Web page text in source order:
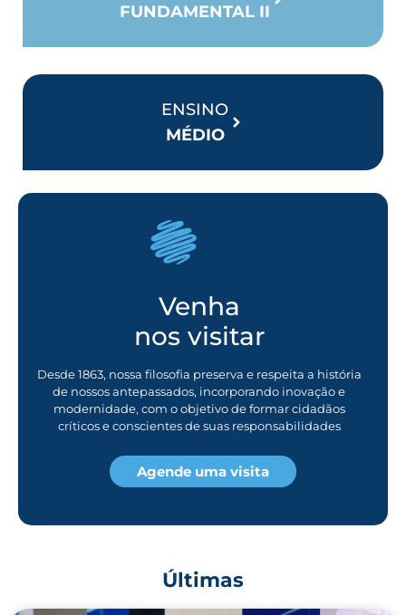
FUNDAMENTAL II
ENSINO
MÉDIO
Venha
nos visitar
Desde 1863, nossa filosofia preserva e respeita a história
de nossos antepassados, incorporando inovação e
modernidade, com o objetivo de formar cidadãos
críticos e conscientes de suas responsabilidades
Agende uma visita
Últimas